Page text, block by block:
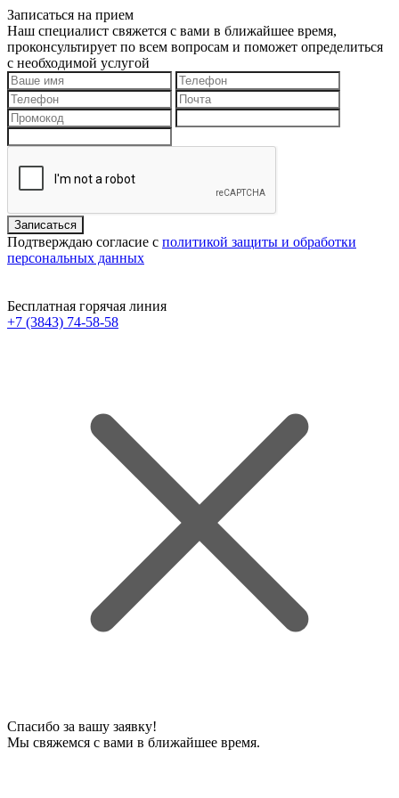
Записаться на прием
Наш специалист свяжется с вами в ближайшее время,
проконсультирует по всем вопросам и поможет определиться
с необходимой услугой
Подтверждаю согласие с политикой защиты и обработки
персональных данных
Бесплатная горячая линия
+7 (3843) 74-58-58
Спасибо за вашу заявку!
Мы свяжемся с вами в ближайшее время.